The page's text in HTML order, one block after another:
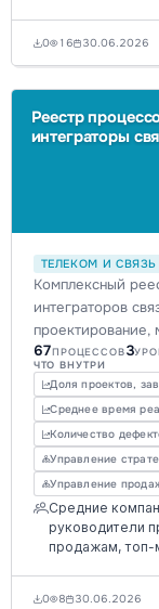
0 16 30.06.2026
Реестр
интеграторы
ТЕЛЕКОМ И СВЯЗЬ
Комплексный
интеграторов
операции для
67ПРОЦЕССОВ3
ЧТО ВНУТРИ
Доля проектов,
Среднее время
Количество
Управление
Управление
Средние
руководители
продажам,
0 8 30.06.2026